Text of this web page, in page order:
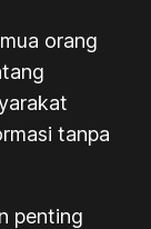
orang
tanpa
penting